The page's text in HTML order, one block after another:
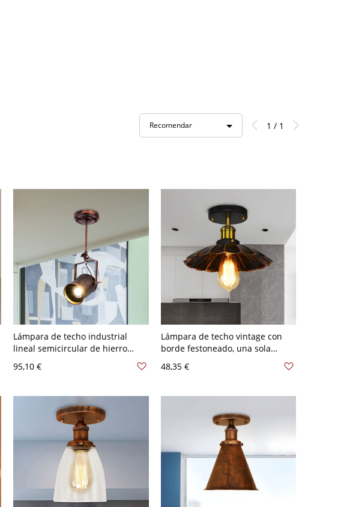
Recomendar 1 / 1
Lámpara de techo industrial
lineal semicircular de hierro
acabado en óxido
95,10 €
Lámpara de techo vintage con
borde festoneado, una sola
empotrada metálica en óxido
48,35 €